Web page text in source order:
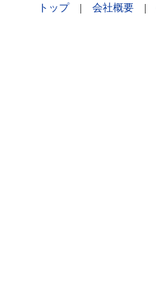
トップ| 会社概要|